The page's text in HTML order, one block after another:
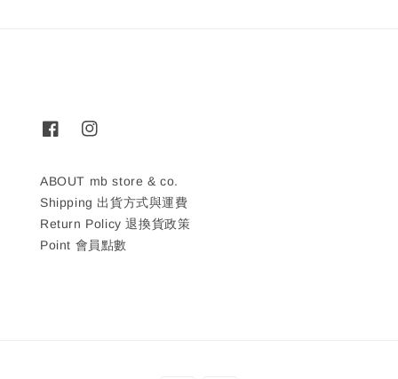
ABOUT mb store & co.
Shipping 出貨方式與運費
Return Policy 退換貨政策
Point 會員點數